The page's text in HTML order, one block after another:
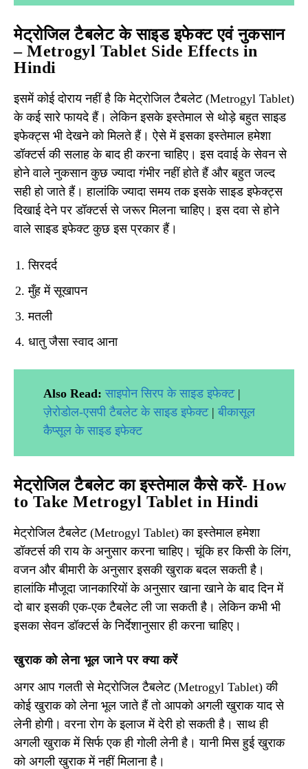
मेट्रोजिल टैबलेट के साइड इफेक्ट एवं नुकसान
– Metrogyl Tablet Side Effects in
Hindi
इसमें कोई दोराय नहीं है कि मेट्रोजिल टैबलेट (Metrogyl Tablet)
के कई सारे फायदे हैं। लेकिन इसके इस्तेमाल से थोड़े बहुत साइड
इफेक्ट्स भी देखने को मिलते हैं। ऐसे में इसका इस्तेमाल हमेशा
डॉक्टर्स की सलाह के बाद ही करना चाहिए। इस दवाई के सेवन से
होने वाले नुकसान कुछ ज्यादा गंभीर नहीं होते हैं और बहुत जल्द
सही हो जाते हैं। हालांकि ज्यादा समय तक इसके साइड इफेक्ट्स
दिखाई देने पर डॉक्टर्स से जरूर मिलना चाहिए। इस दवा से होने
वाले साइड इफेक्ट कुछ इस प्रकार हैं।
सिरदर्द
मुँह में सूखापन
मतली
धातु जैसा स्वाद आना
Also Read: साइपोन सिरप के साइड इफेक्ट|
ज़ेरोडोल-एसपी टैबलेट के साइड इफेक्ट| बीकासूल
कैप्सूल के साइड इफेक्ट
मेट्रोजिल टैबलेट का इस्तेमाल कैसे करें- How
to Take Metrogyl Tablet in Hindi
मेट्रोजिल टैबलेट (Metrogyl Tablet) का इस्तेमाल हमेशा
डॉक्टर्स की राय के अनुसार करना चाहिए। चूंकि हर किसी के लिंग,
वजन और बीमारी के अनुसार इसकी खुराक बदल सकती है।
हालांकि मौजूदा जानकारियों के अनुसार खाना खाने के बाद दिन में
दो बार इसकी एक-एक टैबलेट ली जा सकती है। लेकिन कभी भी
इसका सेवन डॉक्टर्स के निर्देशानुसार ही करना चाहिए।
खुराक को लेना भूल जाने पर क्या करें
अगर आप गलती से मेट्रोजिल टैबलेट (Metrogyl Tablet) की
कोई खुराक को लेना भूल जाते हैं तो आपको अगली खुराक याद से
लेनी होगी। वरना रोग के इलाज में देरी हो सकती है। साथ ही
अगली खुराक में सिर्फ एक ही गोली लेनी है। यानी मिस हुई खुराक
को अगली खुराक में नहीं मिलाना है।